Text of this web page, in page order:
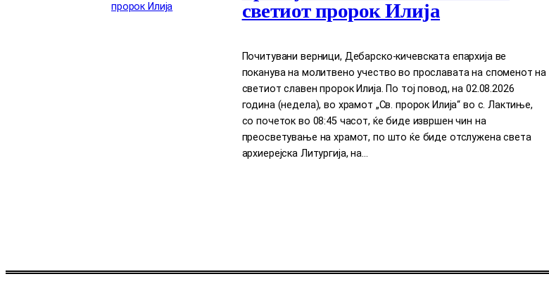
светиот пророк Илија
Почитувани верници, Дебарско-кичевската епархија ве
поканува на молитвено учество во прославата на споменот на
светиот славен пророк Илија. По тој повод, на 02.08.2026
година (недела), во храмот „Св. пророк Илија“ во с. Лактиње,
со почеток во 08:45 часот, ќе биде извршен чин на
преосветување на храмот, по што ќе биде отслужена света
архиерејска Литургија, на…